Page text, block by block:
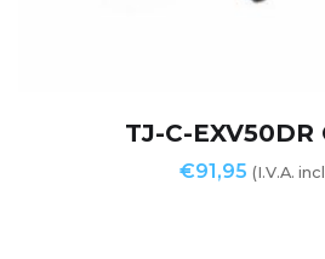
TJ-C-EXV50DR
€91,95 (I.V.A.